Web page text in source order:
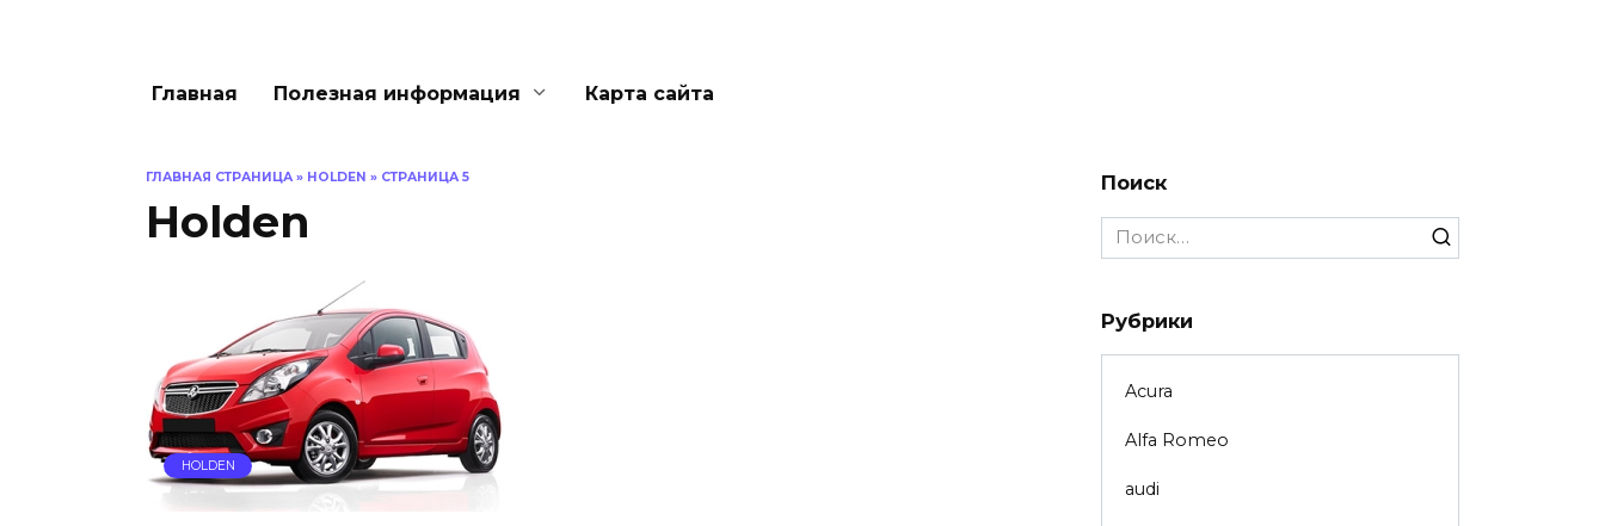
Главная Полезная информация Карта сайта
ГЛАВНАЯ СТРАНИЦА » HOLDEN » СТРАНИЦА 5
Holden
HOLDEN
Поиск
Search
for:
Рубрики
Acura
Alfa Romeo
audi